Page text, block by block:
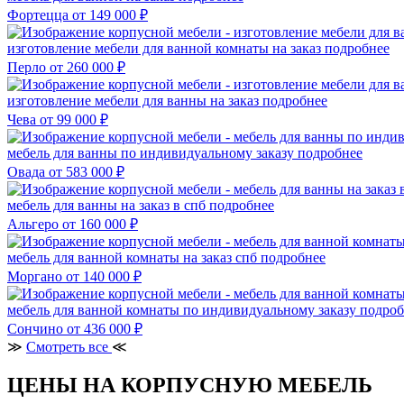
Фортецца от 149 000 ₽
изготовление мебели для ванной комнаты на заказ подробнее
Перло от 260 000 ₽
изготовление мебели для ванны на заказ подробнее
Чева от 99 000 ₽
мебель для ванны по индивидуальному заказу подробнее
Овада от 583 000 ₽
мебель для ванны на заказ в спб подробнее
Альгеро от 160 000 ₽
мебель для ванной комнаты на заказ спб подробнее
Моргано от 140 000 ₽
мебель для ванной комнаты по индивидуальному заказу
Сончино от 436 000 ₽
≫ Смотреть все ≪
ЦЕНЫ НА КОРПУСНУЮ МЕБЕЛЬ